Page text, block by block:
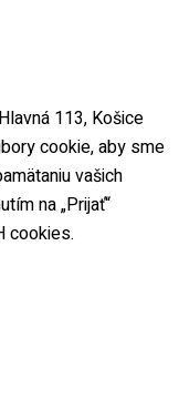
113, Košice
cookie, aby sme
vašich
na „Prijať“
cookies.